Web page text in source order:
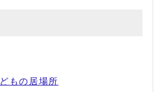
もの居場所